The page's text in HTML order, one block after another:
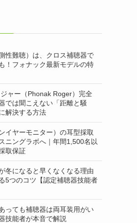
性難聴）は、クロス補聴器で
！フォナック最新モデルの特
ャー（Phonak Roger）完全
では聞こえない「距離と騒
解決する方法
イヤーモニター）の耳型採取
ニングラボへ｜年間1,500名以
取保証
冬になると早くなくなる理由
5つのコツ【認定補聴器技能者
っても補聴器は両耳装用がい
技能者が本音で解説